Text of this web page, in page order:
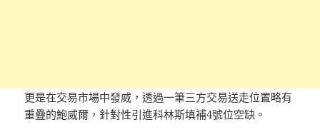
更是在交易市場中發威，透過一筆三方交易送走位置略有
重疊的鮑威爾，針對性引進科林斯填補4號位空缺。